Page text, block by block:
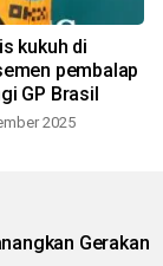
kukuh di
pembalap
GP Brasil
2025
Gerakan